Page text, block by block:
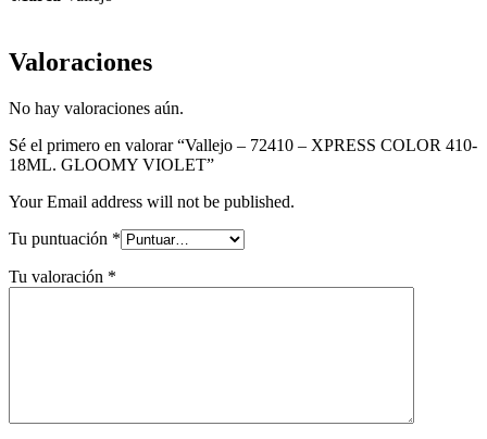
Valoraciones
No hay valoraciones aún.
Sé el primero en valorar “Vallejo – 72410 – XPRESS COLOR 410-
18ML. GLOOMY VIOLET”
Your Email address will not be published.
Tu puntuación *
Tu valoración *